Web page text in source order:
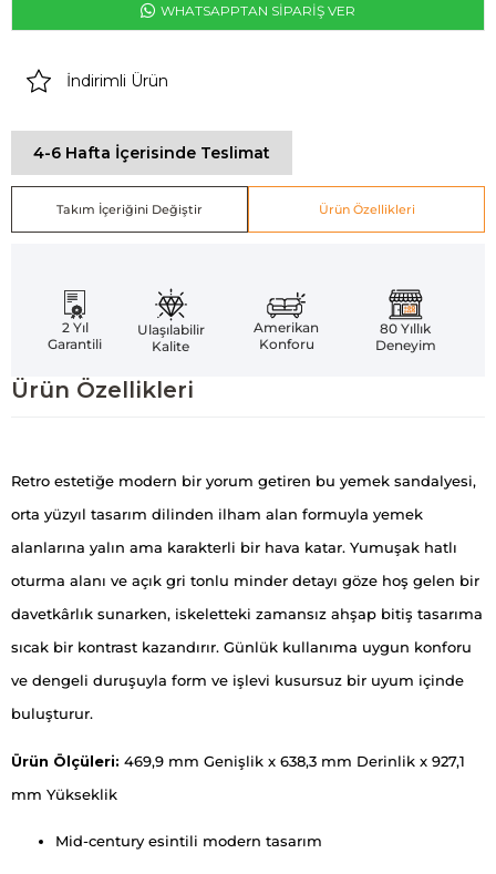
WHATSAPPTAN SİPARİŞ VER
İndirimli Ürün
4-6 Hafta İçerisinde Teslimat
Takım İçeriğini Değiştir Ürün Özellikleri
2 Yıl
Garantili
Ulaşılabilir
Kalite
Amerikan
Konforu
80 Yıllık
Deneyim
Ürün Özellikleri
Retro estetiğe modern bir yorum getiren bu yemek sandalyesi,
orta yüzyıl tasarım dilinden ilham alan formuyla yemek
alanlarına yalın ama karakterli bir hava katar. Yumuşak hatlı
oturma alanı ve açık gri tonlu minder detayı göze hoş gelen bir
davetkârlık sunarken, iskeletteki zamansız ahşap bitiş tasarıma
sıcak bir kontrast kazandırır. Günlük kullanıma uygun konforu
ve dengeli duruşuyla form ve işlevi kusursuz bir uyum içinde
buluşturur.
Ürün Ölçüleri: 469,9 mm Genişlik x 638,3 mm Derinlik x 927,1
mm Yükseklik
Mid-century esintili modern tasarım